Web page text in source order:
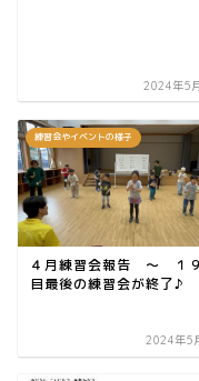
2024年5
練習会やイベントの様子
４月練習会報告 ～ １
目最後の練習会が終了♪
2024年5